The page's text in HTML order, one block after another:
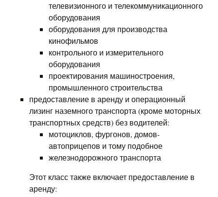
телевизионного и телекоммуникационного
оборудования
оборудования для производства
кинофильмов
контрольного и измерительного
оборудования
проектирования машиностроения,
промышленного строительства
предоставление в аренду и операционный
лизинг наземного транспорта (кроме моторных
транспортных средств) без водителей:
мотоциклов, фургонов, домов-
автоприцепов и тому подобное
железнодорожного транспорта
Этот класс также включает предоставление в
аренду: